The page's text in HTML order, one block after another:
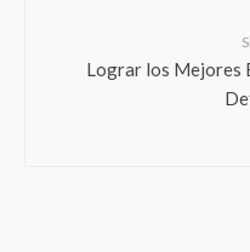
Lograr los Mejores